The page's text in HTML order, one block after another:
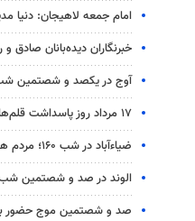
امام جمعه لاهیجان: دنیا
خبرنگاران دیده‌بانان صادق
آوج در یکصد و شصتمین
۱۷ مرداد روز پاسداشت قلم‌های حقیقت‌جو است
ضیاء‌آباد در شب ۱۶۰؛ مردم همچنان صحنه را ترک نکرده‌اند
الوند در صد و شصتمین شب
صد و شصتمین موج حضور